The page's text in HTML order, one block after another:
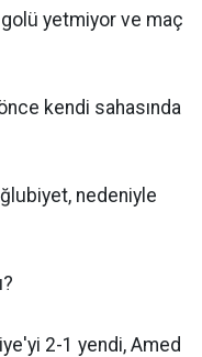
yetmiyor ve maç
kendi sahasında
nedeniyle
2-1 yendi, Amed